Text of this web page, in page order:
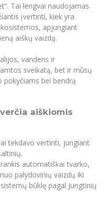
ansamblis (vadovas Artūras
savišvietos būdu įgytų
ir pripažinimas
praktikoms (SMP)
studijų centras
ir technologijų (HET)
renginiai
MPA
studijos
darbuotojams
vykdymui)
Tai lengvai naudojamas
įvertinti, kiek yra
apjungiant
aiškų vaizdą.
vandens ir
sveikatą, bet ir mūsų
bei bendrą
aiškiomis
tekdavo vertinti, jungiant
automatiškai tvarko,
palydovinių vaizdų iki
būklę pagal Jungtinių